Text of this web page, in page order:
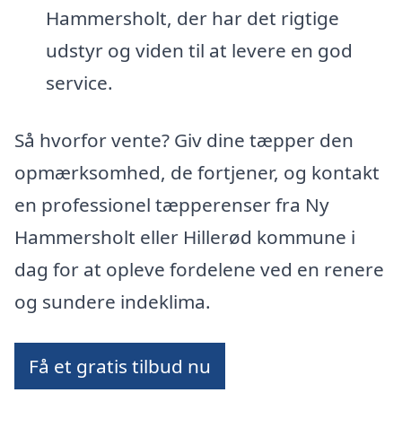
Hammersholt, der har det rigtige
udstyr og viden til at levere en god
service.
Så hvorfor vente? Giv dine tæpper den
opmærksomhed, de fortjener, og kontakt
en professionel tæpperenser fra Ny
Hammersholt eller Hillerød kommune i
dag for at opleve fordelene ved en renere
og sundere indeklima.
Få et gratis tilbud nu